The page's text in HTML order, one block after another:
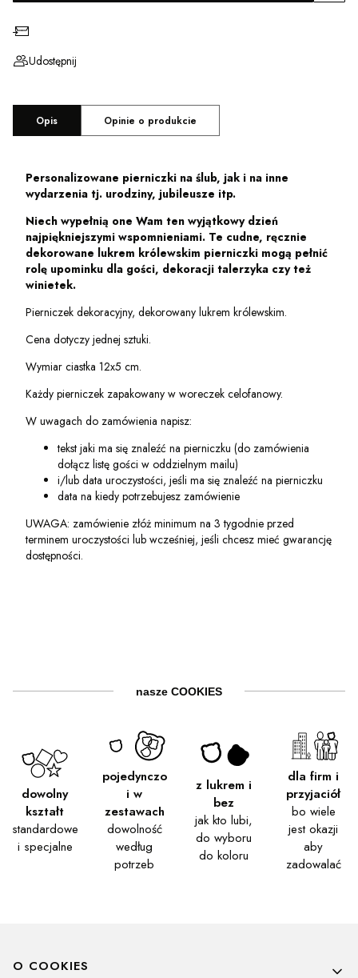
Zapytaj o produkt
Udostępnij
Opis Opinie o produkcie
Personalizowane pierniczki na ślub, jak i na inne
wydarzenia tj. urodziny, jubileusze itp.
Niech wypełnią one Wam ten wyjątkowy dzień
najpiękniejszymi wspomnieniami. Te cudne, ręcznie
dekorowane lukrem królewskim pierniczki mogą pełnić
rolę upominku dla gości, dekoracji talerzyka czy też
winietek.
Pierniczek dekoracyjny, dekorowany lukrem królewskim.
Cena dotyczy jednej sztuki.
Wymiar ciastka 12x5 cm.
Każdy pierniczek zapakowany w woreczek celofanowy.
W uwagach do zamówienia napisz:
tekst jaki ma się znaleźć na pierniczku (do zamówienia
dołącz listę gości w oddzielnym mailu)
i/lub data uroczystości, jeśli ma się znaleźć na pierniczku
data na kiedy potrzebujesz zamówienie
UWAGA: zamówienie złóż minimum na 3 tygodnie przed
terminem uroczystości lub wcześniej, jeśli chcesz mieć gwarancję
dostępności.
nasze COOKIES
dowolny
kształt
standardowe
i specjalne
pojedynczo
i w
zestawach
dowolność
według
potrzeb
z lukrem i
bez
jak kto lubi,
do wyboru
do koloru
dla firm i
przyjaciół
bo wiele
jest okazji
aby
zadowalać
Linki w stopce
O COOKIES